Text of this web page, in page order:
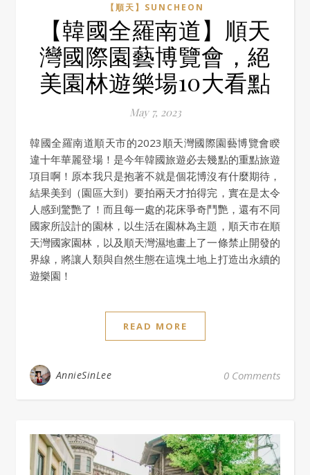
【順天】SUNCHEON
【韓國全羅南道】順天
灣國際園藝博覽會，絕
美園林遊樂場10大看點
May 7, 2023
韓國全羅南道順天市的2023順天灣國際園藝博覽會睽
違十年華麗登場！是今年韓國旅遊必去幾點的重點旅遊
項目啊！原本我只是抱著不就是個花博沒有什麼期待，
結果美到（園區大到）要拍兩天才拍得完，實在是太令
人感到驚艷了！而且每一處的花床爭奇鬥艷，還有不同
國家所設計的園林，以生活在園林為主題，順天市在順
天灣國家園林，以及順天灣濕地畫上了一條禁止開發的
界線，將讓人類與自然生態在這塊土地上打造出永續的
遊樂園！
READ MORE
AnnieSinLee 0 Comments